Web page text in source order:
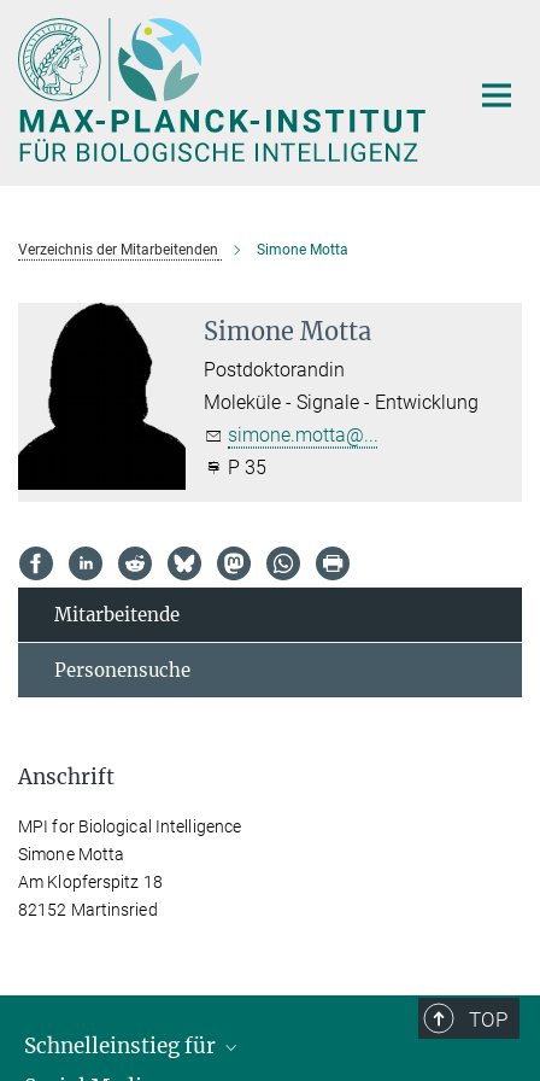
Hauptinhalt
Verzeichnis der Mitarbeitenden Simone Motta
Simone Motta
Postdoktorandin
Moleküle - Signale - Entwicklung
simone.motta@...
P 35
Mitarbeitende
Personensuche
Anschrift
MPI for Biological Intelligence
Simone Motta
Am Klopferspitz 18
82152 Martinsried
TOP
Schnelleinstieg für